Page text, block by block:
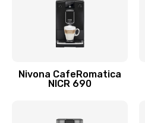
Nivona CafeRomatica
NICR 690